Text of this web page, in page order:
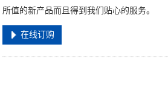
所值的新产品而且得到我们贴心的服务。
在线订购